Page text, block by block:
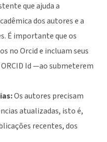
que ajuda a
dos autores e a
É importante que os
no Orcid e incluam seus
Id —ao submeterem
Os autores precisam
atualizadas, isto é,
recentes, dos